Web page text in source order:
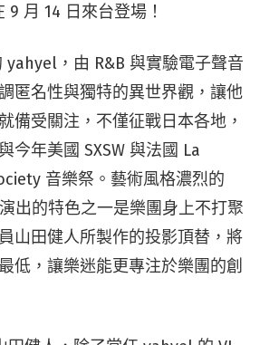
9 月 14 日來台登場！
yahyel，由 R&B 與實驗電子聲音
匿名性與獨特的異世界觀，讓他
備受關注，不僅征戰日本各地，
今年美國 SXSW 與法國 La
音樂祭。藝術風格濃烈的
出的特色之一是樂團身上不打聚
山田健人所製作的投影頂替，將
低，讓樂迷能更專注於樂團的創